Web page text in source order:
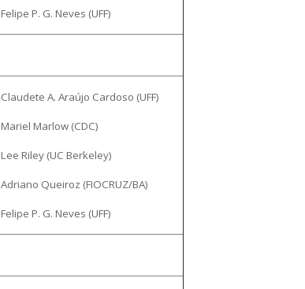
Felipe P. G. Neves (UFF)
Claudete A. Araújo Cardoso (UFF)
Mariel Marlow (CDC)
Lee Riley (UC Berkeley)
Adriano Queiroz (FIOCRUZ/BA)
Felipe P. G. Neves (UFF)